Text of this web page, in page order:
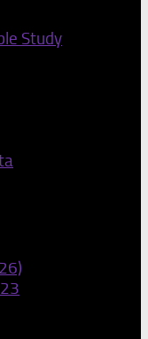
Study